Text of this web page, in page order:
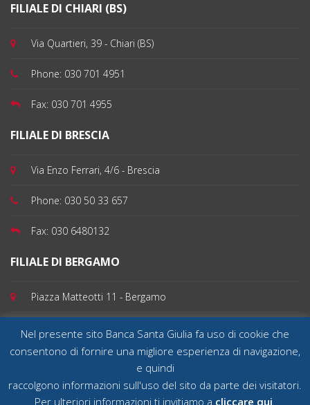
FILIALE DI CHIARI (BS)
Via Quartieri, 39 - Chiari (BS)
Phone: 030 701 4951
Fax: 030 701 4955
FILIALE DI BRESCIA
Via Enzo Ferrari, 4/6 - Brescia
Phone: 030 50 33 657
Fax: 030 6480132
FILIALE DI BERGAMO
Piazza Matteotti 11 - Bergamo
Phone: 035 199 100 82
Banca Santa Giulia SpA - Sede Legale 25032 Chiari (Brescia), Via Quartieri 39 - Capitale
sociale deliberato e versato € 30.000.000,00 - Tel 030 70 14 911 Fax 030 70 14 922 Cod.
Nel presente sito Banca Santa Giulia fa uso di cookie che
consentono di fornire una migliore esperienza di navigazione,
e quindi
raccolgono informazioni sull'uso del sito da parte dei visitatori.
Per ulteriori informazioni ti invitiamo a cliccare qui